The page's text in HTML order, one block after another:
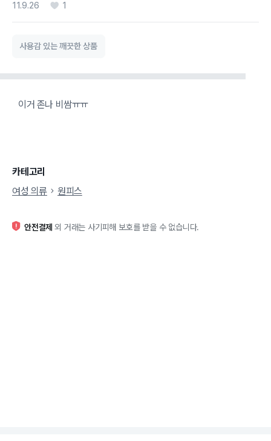
11.9.26 1
사용감 있는 깨끗한 상품
이거 존나 비쌈ㅠㅠ
카테고리
여성 의류
원피스
안전결제 외 거래는 사기피해 보호를 받을 수 없습니다.